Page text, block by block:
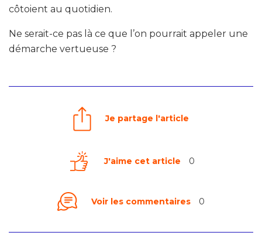
côtoient au quotidien.
Ne serait-ce pas là ce que l’on pourrait appeler une
démarche vertueuse ?
Je partage l'article
J'aime cet article 0
Voir les commentaires 0